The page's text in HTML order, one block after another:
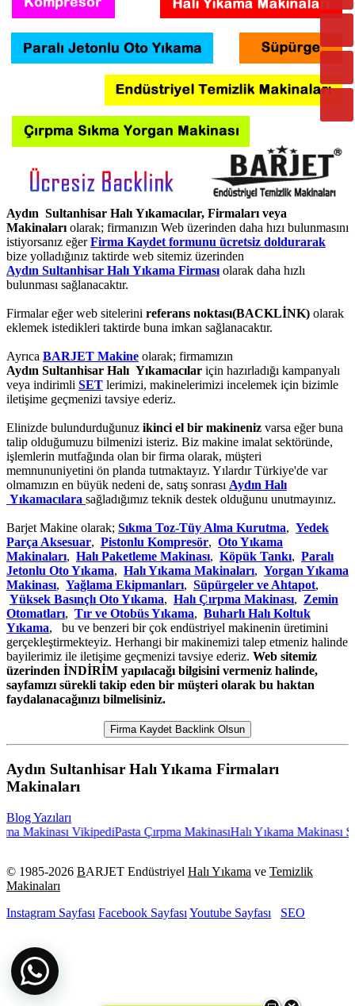
Aydın Sultanhisar Halı Yıkamacılar, Firmaları veya
Makinalarıolarak; firmanızın Web üzerinden daha hızı bulunmasını
istiyorsanız eğerFirma Kaydet formunu ücretsiz doldurarak
bize yolladığınız taktirde web sitemiz üzerinden
Aydın Sultanhisar Halı Yıkama Firmasıolarak daha hızlı
bulunması sağlanacaktır.
Firmalar eğer web sitelerini referans noktası(BACKLİNK) olarak
eklemek istedikleri taktirde buna imkan sağlanacaktır.
Ayrıca BARJET Makine olarak; firmamızın
Aydın Sultanhisar Halı Yıkamacılar için hazırladığı kampanyalı
veya indirimli SET lerimizi, makinelerimizi incelemek için bizimle
iletişime geçmenizi tavsiye ederiz.
Elinizde bulundurduğunuz ikinci el bir makineniz varsa eğer buna
talip olduğumuzu bilmenizi isteriz. Biz makine imalat sektöründe,
işlemlerin mutfağında olan bir firma olarak, müşteri
memnununiyetini ön planda tutmaktayız. Yılardır Türkiye'de var
olmamızın en büyük nedeni de, satış sonrası Aydın Halı
Yıkamacılara sağladığımız teknik destek olduğunu unutmayınız.
Barjet Makine olarak; Sıkma Toz-Tüy Alma Kurutma, Yedek
Parça Aksesuar, Pistonlu Kompresör, Oto Yıkama
Makinaları, Halı Paketleme Makinası, Köpük Tankı, Paralı
Jetonlu Oto Yıkama, Halı Yıkama Makinaları, Yorgan Yıkama
Makinası, Yağlama Ekipmanları, Süpürgeler ve Ahtapot,
Yüksek Basınçlı Oto Yıkama, Halı Çırpma Makinası, Zemin
Otomatları, Tır ve Otobüs Yıkama, Buharlı Halı Koltuk
Yıkama, bu ve benzeri bir çok endüstriyel makinenin üretimini
gerçekleştirmekteyiz. Herhangi bir makinemizi talep etmeniz halinde
bayilerimiz ile iletişime geçmenizi tavsiye ederiz. Web sitemiz
üzerinden İNDİRİM yapılacağı bilgisini vermeniz halinde,
sayfamızı sürekli takip eden bir müşteri olarak bu haktan
faydalanacağınızı bilmelisiniz.
Firma Kaydet Backlink Olsun
Aydın Sultanhisar Halı Yıkama Firmaları
Makinaları
Blog Yazıları
Makinası VikipediPasta Çırpma MakinasıHalı Yıkama Makinası Su
© 1985-2026 BARJET Endüstriyel Halı Yıkama ve Temizlik
Makinaları
Instagram Sayfası Facebook Sayfası Youtube Sayfası SEO